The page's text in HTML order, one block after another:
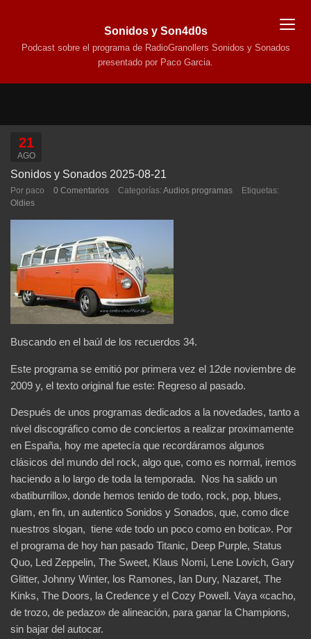
Sonidos y Son4d0s
Podcast sobre el programa de RadioGranollers Sonidos y Sonados
presentado por Paco Garcia.
21
AGO
Sonidos y Sonados 2025-08-21
Por paco 0 Comentarios Categorías: Audios programas
Etiquetas:
Oldies
Buscando en el baúl de los recuerdos 34.
Este programa se emitió por primera vez el 12de noviembre de
2009 y, el texto original fue este: Regreso al pasado.
Después de unos programas dedicados a la novedades, tanto a
nivel discográfico como de conciertos a realizar proximamente
en España, hoy me apetecía que recordáramos algunos
clásicos del mundo del rock, algo que, como es normal, iremos
haciendo a lo largo de toda la temporada. Nos ha salido un
«batiburrillo», donde hemos tenido de todo, rock, pop, blues,
glam, en fin, un autentico Sonidos y Sonados, que, como dice
nuestros slogan, tiene «de todo un poco como en botica». Por
el programa de hoy han pasado Titanic, Deep Purple, Status
Quo, Led Zeppelin, The Sweet, Klaus Nomi, Lene Lovich, Gary
Glitter, Johnny Winter, los Ramones, Ian Dury, Nazaret, The
Kinks, The Doors, la Credence y el Cozy Powell. Vaya «cacho,
de trozo, de pedazo» de alineación, para ganar la Champions,
sin bajar del autocar.